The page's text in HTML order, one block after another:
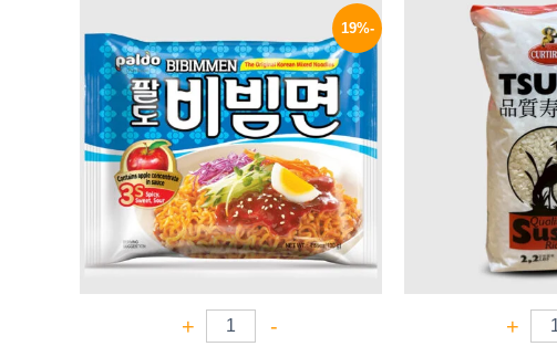
+
الأصلي
هو:
320 EGP.
الحالي
هو:
270 EGP.
-19%
-
+
هو:
140 EGP.
هو:
114 EGP.